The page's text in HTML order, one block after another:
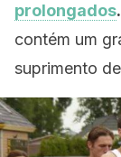
prolongados.
contém um
suprimento